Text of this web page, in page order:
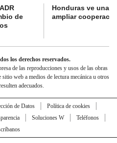
de
Honduras ve una
ampliar
los derechos reservados.
de las reproducciones y usos de las obras
sitio web a medios de lectura mecánica u otros
adecuados.
de Datos
Política de cookies
Soluciones W
Teléfonos